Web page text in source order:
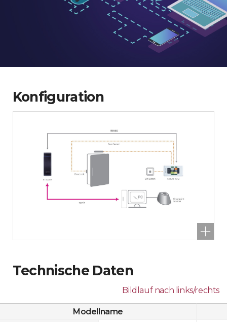
Konfiguration
Technische Daten
Bildlauf nach links/rechts
Modellname